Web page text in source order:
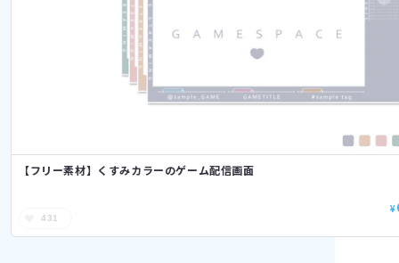
【フリー素材】くすみカラーのゲーム配信画面
431
¥